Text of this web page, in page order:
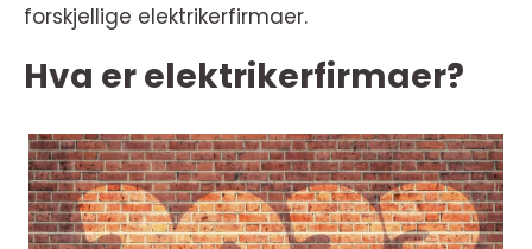
forskjellige elektrikerfirmaer.
Hva er elektrikerfirmaer?